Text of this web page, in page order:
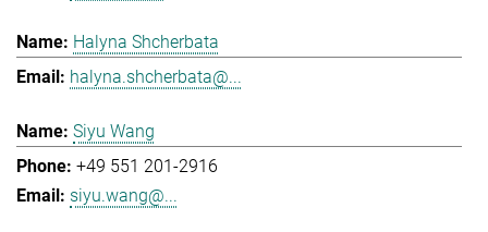
Halyna Shcherbata
halyna.shcherbata@...
Siyu Wang
+49 551 201-2916
siyu.wang@...